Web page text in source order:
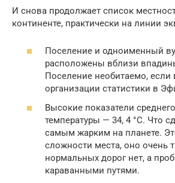
И снова продолжает список
континенте, практически на линии
Поселение и одноименный
расположены вблизи
Поселение необитаемо, если
организации статистики в
Высокие показатели
температуры — 34, 4 °C. Что
самым жарким на планете.
сложности места, оно очень
нормальных дорог нет, а
караванными путями.